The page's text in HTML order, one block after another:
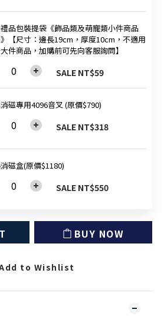
品包裝提袋《飾品類及萌寵類小件商品
【尺寸：邊長19cm，厚度10cm，不適用
件商品，加購前可先向客服詢問】
SALE NT$59
磁專用4096音叉 (原價$790)
SALE NT$318
磁盒(原價$1180)
SALE NT$550
BUY NOW
to Wishlist